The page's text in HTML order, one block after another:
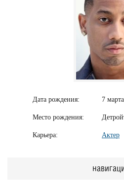
Дата рождения: 7
Место рождения:
Карьера: Актер